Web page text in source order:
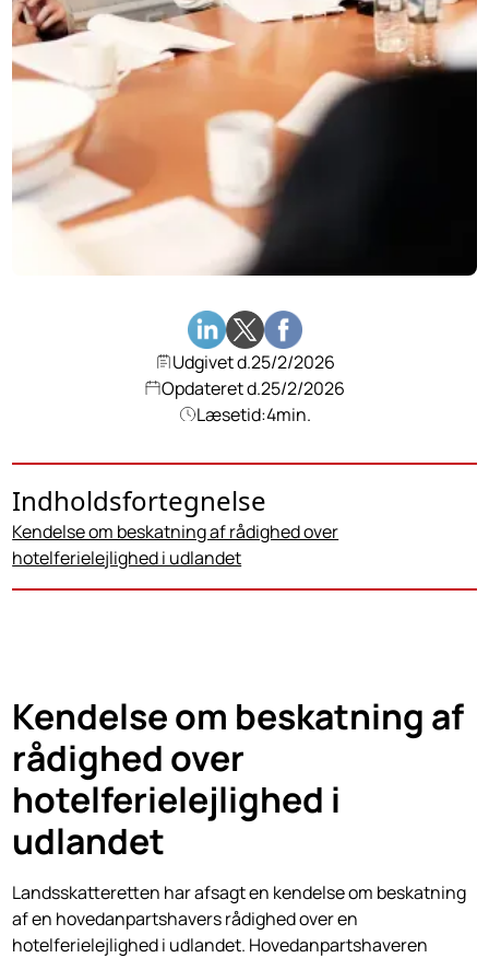
Udgivet d.25/2/2026
Opdateret d.25/2/2026
Læsetid:4min.
Indholdsfortegnelse
Kendelse om beskatning af rådighed over
hotelferielejlighed i udlandet
Kendelse om beskatning af
rådighed over
hotelferielejlighed i
udlandet
Landsskatteretten har afsagt en kendelse om beskatning
af en hovedanpartshavers rådighed over en
hotelferielejlighed i udlandet. Hovedanpartshaveren